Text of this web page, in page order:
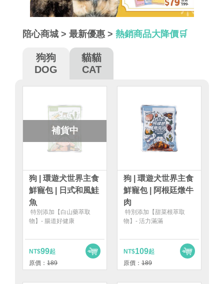
陪心商城 > 最新優惠 > 熱銷商品大降價🛒
狗狗
DOG
貓貓
CAT
補貨中
狗 | 環遊犬世界主食
鮮寵包 | 日式和風鮭
魚
特別添加【白山藥萃取
物】- 腸道好健康
NT$99起
原價： 189
狗 | 環遊犬世界主食
鮮寵包 | 阿根廷燉牛
肉
特別添加【甜菜根萃取
物】- 活力滿滿
NT$109起
原價： 189